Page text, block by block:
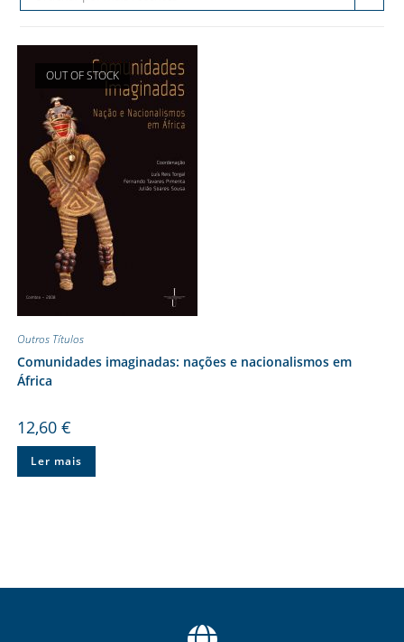
OUT OF STOCK
Outros Títulos
Comunidades imaginadas: nações e nacionalismos em
África
12,60 €
Ler mais